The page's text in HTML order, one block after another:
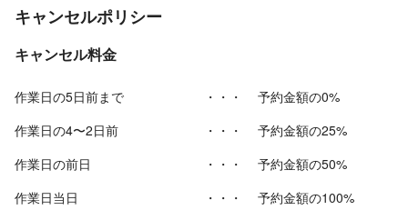
キャンセルポリシー
キャンセル料金
作業日の5日前まで ・・・
予約金額の0%
作業日の4〜2日前
・・・
予約金額の25%
作業日の前日
・・・
予約金額の50%
作業日当日
・・・ 予約金額の100%